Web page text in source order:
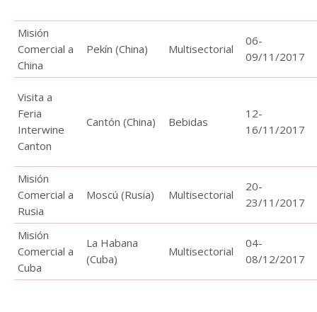
Misión
Comercial a
China
Pekín (China) Multisectorial
06-
09/11/2017
Visita a
Feria
Interwine
Canton
Cantón (China) Bebidas
12-
16/11/2017
Misión
Comercial a
Rusia
Moscú (Rusia) Multisectorial
20-
23/11/2017
Misión
Comercial a
Cuba
La Habana
(Cuba)
Multisectorial
04-
08/12/2017